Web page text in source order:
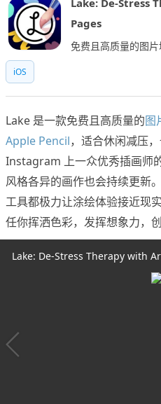
Lake: De-Stress
Pages
免费且高质量的图
iOS
Lake 是一款免费且高质量的图
Apple Pencil，适合休闲减压
Instagram 上一众优秀插画师
风格各异的画作也会持续更新
工具都极力让涂绘体验接近现
任你挥洒色彩，发挥想象力，
Lake: De-Stress Therapy with